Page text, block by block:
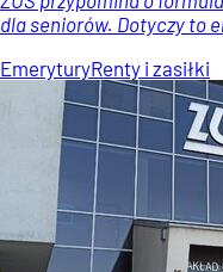
dla seniorów. Dotyczy to
EmeryturyRenty i zasiłki